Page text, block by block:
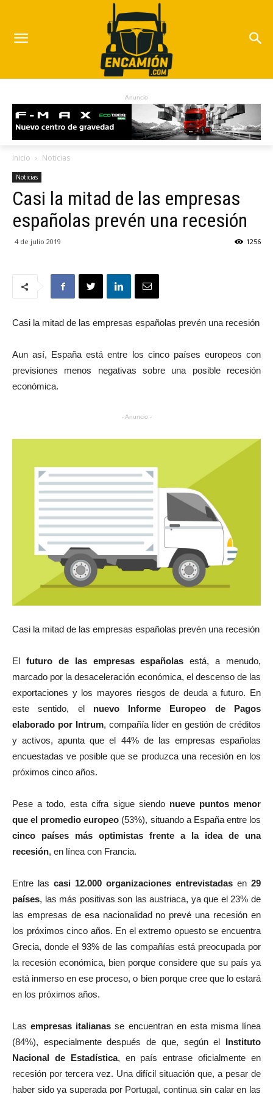
Anuncio
Inicio Noticias
Noticias
Casi la mitad de las empresas
españolas prevén una recesión
4 de julio 2019 1256
Casi la mitad de las empresas españolas prevén una recesión
Aun así, España está entre los cinco países europeos con
previsiones menos negativas sobre una posible recesión
económica.
- Anuncio -
Casi la mitad de las empresas españolas prevén una recesión
El futuro de las empresas españolas está, a menudo,
marcado por la desaceleración económica, el descenso de las
exportaciones y los mayores riesgos de deuda a futuro. En
este sentido, el nuevo Informe Europeo de Pagos
elaborado por Intrum, compañía líder en gestión de créditos
y activos, apunta que el 44% de las empresas españolas
encuestadas ve posible que se produzca una recesión en los
próximos cinco años.
Pese a todo, esta cifra sigue siendo nueve puntos menor
que el promedio europeo (53%), situando a España entre los
cinco países más optimistas frente a la idea de una
recesión, en línea con Francia.
Entre las casi 12.000 organizaciones entrevistadas en 29
países, las más positivas son las austriaca, ya que el 23% de
las empresas de esa nacionalidad no prevé una recesión en
los próximos cinco años. En el extremo opuesto se encuentra
Grecia, donde el 93% de las compañías está preocupada por
la recesión económica, bien porque considere que su país ya
está inmerso en ese proceso, o bien porque cree que lo estará
en los próximos años.
Lasempresas italianas se encuentran en esta misma línea
(84%), especialmente después de que, según el Instituto
Nacional de Estadística, en país entrase oficialmente en
recesión por tercera vez. Una difícil situación que, a pesar de
haber sido ya superada por Portugal, continua sin calar en las